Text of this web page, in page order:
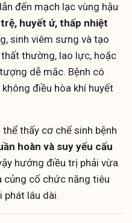
đến mạch lạc vùng hậu
huyết ứ, thấp nhiệt
sinh viêm sưng và tạo
thường, lao lực, hoặc
dễ mắc. Bệnh có
điều hòa khí huyết
thấy cơ chế sinh bệnh
hoàn và suy yếu cấu
hướng điều trị phải vừa
củng cố chức năng tiêu
phát lâu dài.